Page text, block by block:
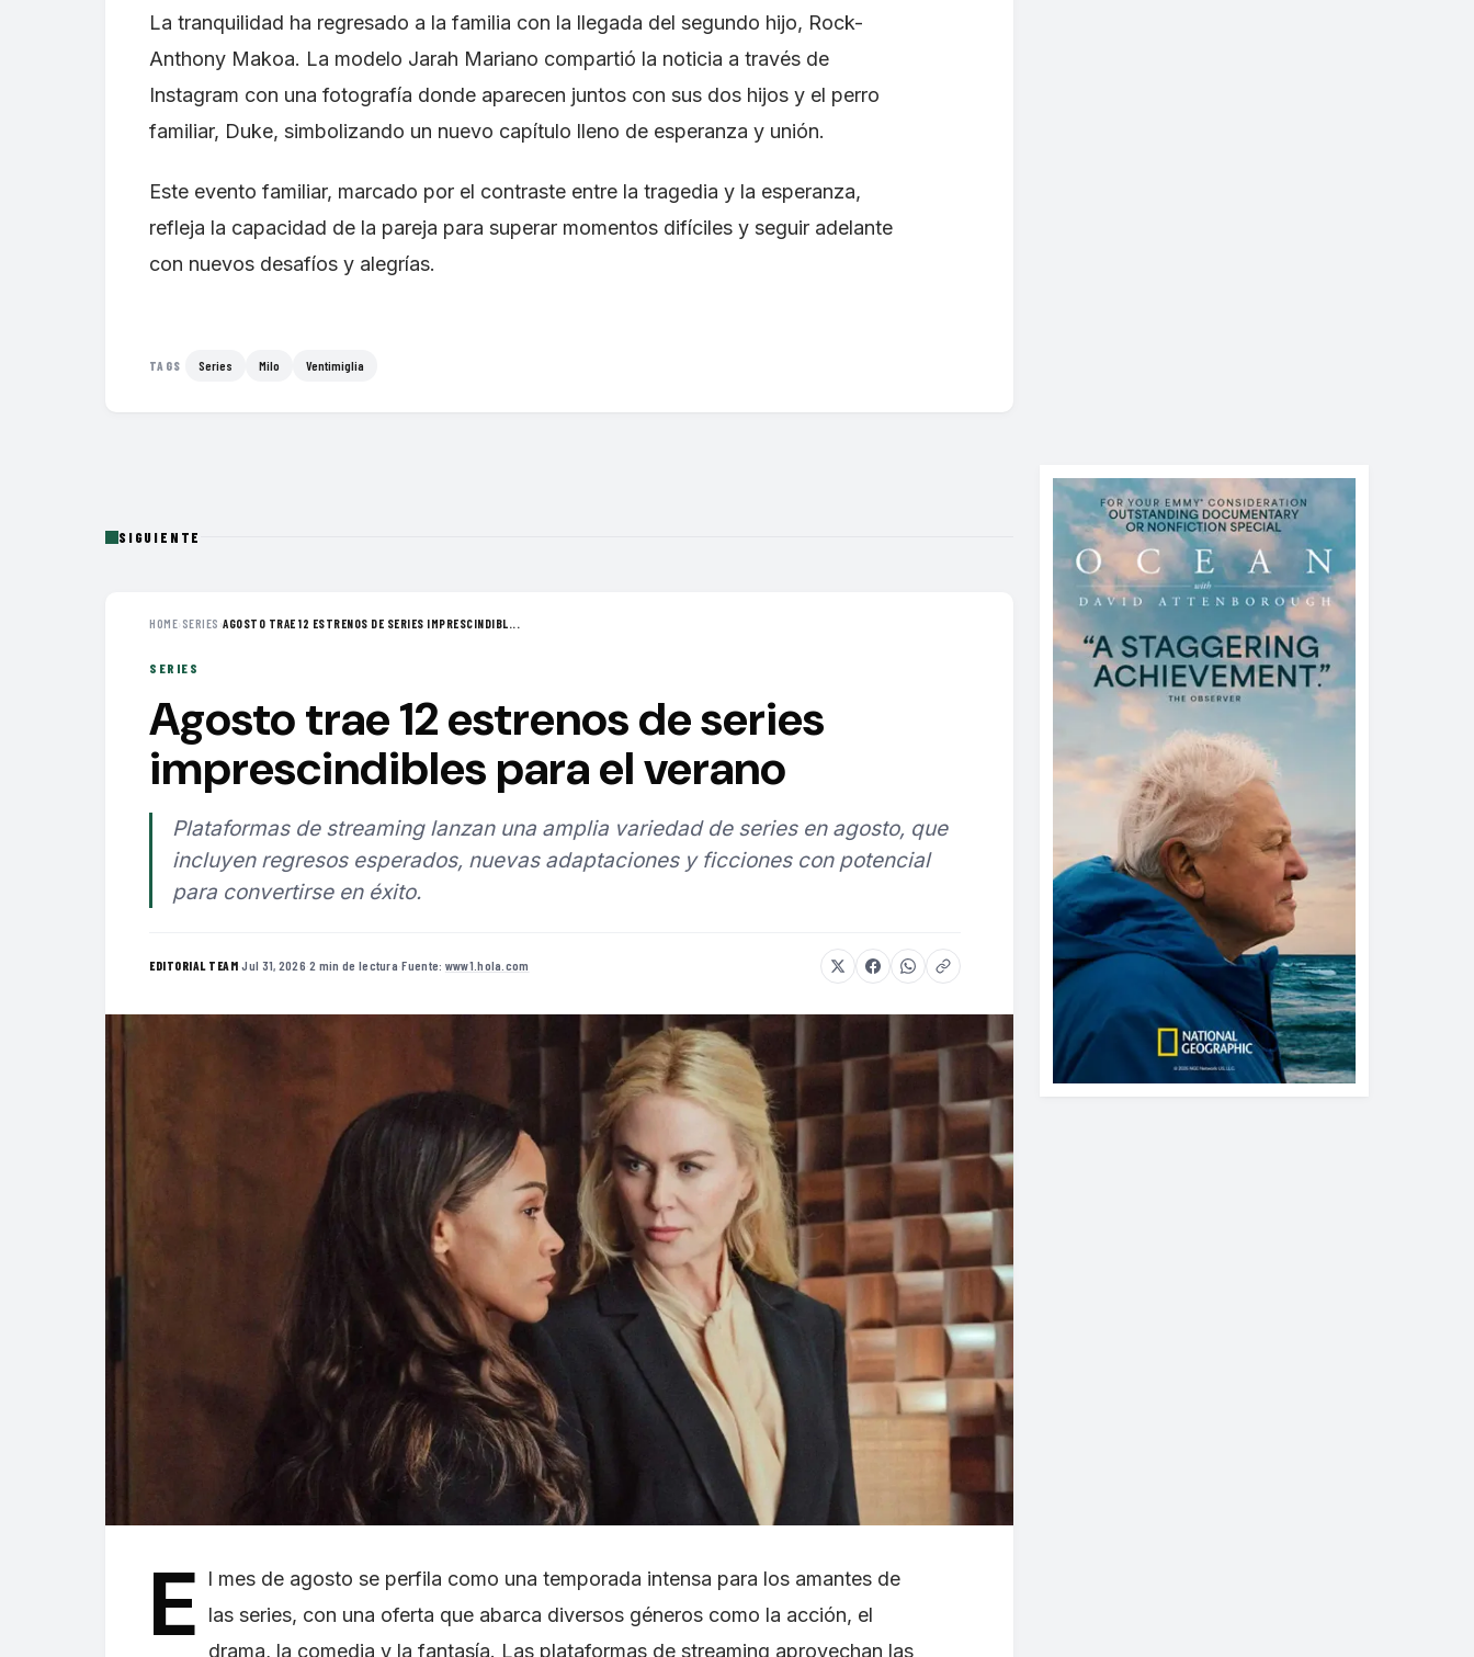
La tranquilidad ha regresado a la familia con la llegada del segundo hijo, Rock-
Anthony Makoa. La modelo Jarah Mariano compartió la noticia a través de
Instagram con una fotografía donde aparecen juntos con sus dos hijos y el perro
familiar, Duke, simbolizando un nuevo capítulo lleno de esperanza y unión.
Este evento familiar, marcado por el contraste entre la tragedia y la esperanza,
refleja la capacidad de la pareja para superar momentos difíciles y seguir adelante
con nuevos desafíos y alegrías.
TAGS Series Milo Ventimiglia
SIGUIENTE
HOME› SERIES ›AGOSTO TRAE 12 ESTRENOS DE SERIES IMPRESCINDIBL...
SERIES
Agosto trae 12 estrenos de series
imprescindibles para el verano
Plataformas de streaming lanzan una amplia variedad de series en agosto, que
incluyen regresos esperados, nuevas adaptaciones y ficciones con potencial
para convertirse en éxito.
EDITORIAL TEAM·Jul 31, 2026·2 min de lectura·Fuente: www1.hola.com
E
l mes de agosto se perfila como una temporada intensa para los amantes de
las series, con una oferta que abarca diversos géneros como la acción, el
drama, la comedia y la fantasía. Las plataformas de streaming aprovechan las